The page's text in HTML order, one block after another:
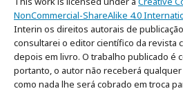
NonCommercial-ShareAlike 4.0
Interin os direitos autorais de
consultarei o editor científico da revista
depois em livro. O trabalho publicado é
portanto, o autor não receberá
como nada lhe será cobrado em troca